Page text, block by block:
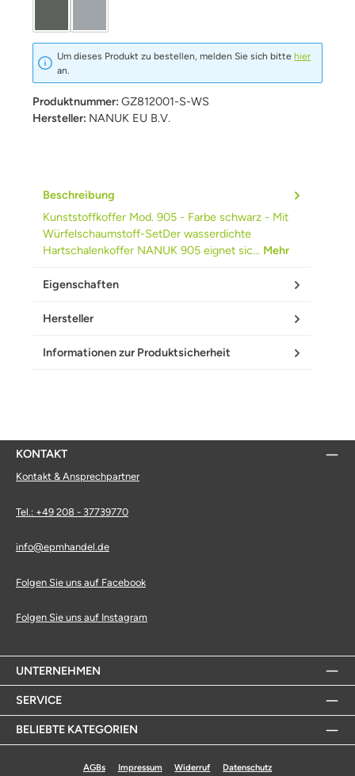
Um dieses Produkt zu bestellen, melden Sie sich bittehier
an.
Produktnummer: GZ812001-S-WS
Hersteller: NANUK EU B.V.
Beschreibung
Kunststoffkoffer Mod. 905 - Farbe schwarz - Mit
Würfelschaumstoff-SetDer wasserdichte
Hartschalenkoffer NANUK 905 eignet sic… Mehr
Eigenschaften
Hersteller
Informationen zur Produktsicherheit
KONTAKT
Kontakt & Ansprechpartner
Tel.: +49 208 - 37739770
info@epmhandel.de
Folgen Sie uns auf Facebook
Folgen Sie uns auf Instagram
UNTERNEHMEN
SERVICE
BELIEBTE KATEGORIEN
AGBs Impressum Widerruf Datenschutz